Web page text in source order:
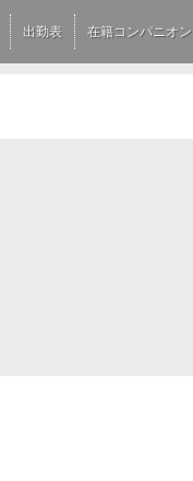
出勤表 在籍コンパニオン